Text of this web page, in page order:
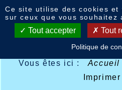
Vous êtes ici : Accueil
Ce site utilise des cookies et
sur ceux que vous souhaitez
Tout accepter Tout
Politique de